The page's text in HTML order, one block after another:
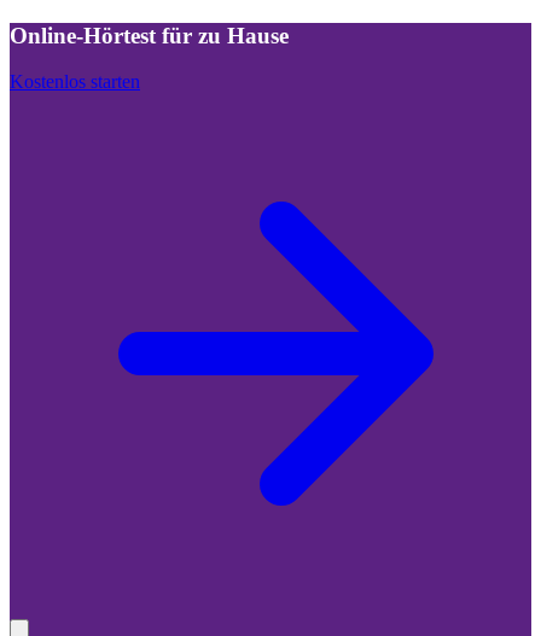
Online-Hörtest für zu Hause
Kostenlos starten